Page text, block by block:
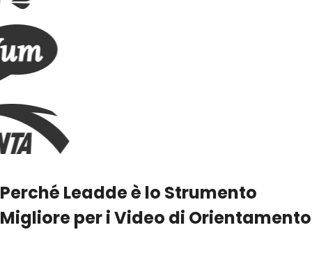
Perché Leadde è lo Strumento
Migliore per i Video di Orientamento